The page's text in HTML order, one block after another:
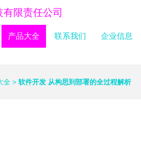
限责任公司
产品大全 联系我们 企业信息
全 > 软件开发 从构思到部署的全过程解析